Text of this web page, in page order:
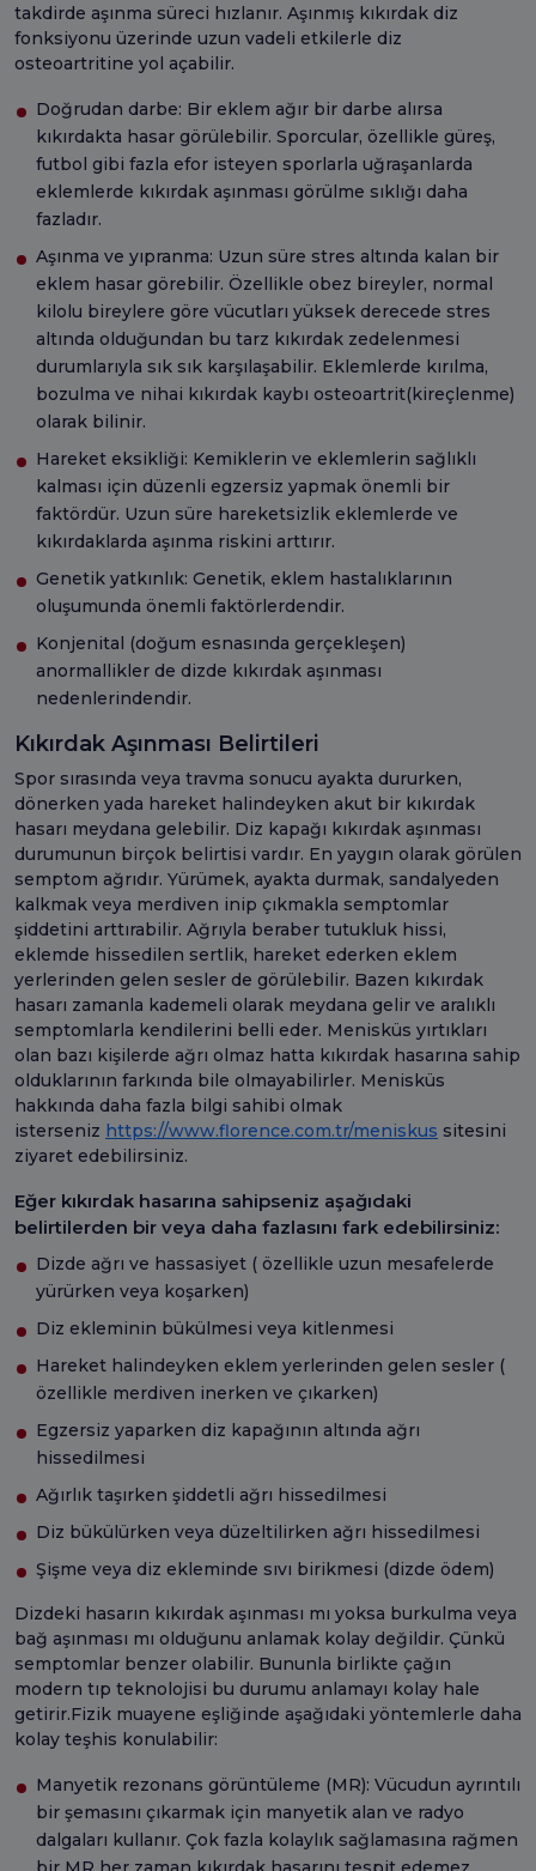
takdirde aşınma süreci hızlanır. Aşınmış kıkırdak diz
fonksiyonu üzerinde uzun vadeli etkilerle diz
osteoartritine yol açabilir.
Doğrudan darbe: Bir eklem ağır bir darbe alırsa
kıkırdakta hasar görülebilir. Sporcular, özellikle güreş,
futbol gibi fazla efor isteyen sporlarla uğraşanlarda
eklemlerde kıkırdak aşınması görülme sıklığı daha
fazladır.
Aşınma ve yıpranma: Uzun süre stres altında kalan bir
eklem hasar görebilir. Özellikle obez bireyler, normal
kilolu bireylere göre vücutları yüksek derecede stres
altında olduğundan bu tarz kıkırdak zedelenmesi
durumlarıyla sık sık karşılaşabilir. Eklemlerde kırılma,
bozulma ve nihai kıkırdak kaybı osteoartrit(kireçlenme)
olarak bilinir.
Hareket eksikliği: Kemiklerin ve eklemlerin sağlıklı
kalması için düzenli egzersiz yapmak önemli bir
faktördür. Uzun süre hareketsizlik eklemlerde ve
kıkırdaklarda aşınma riskini arttırır.
Genetik yatkınlık: Genetik, eklem hastalıklarının
oluşumunda önemli faktörlerdendir.
Konjenital (doğum esnasında gerçekleşen)
anormallikler de dizde kıkırdak aşınması
nedenlerindendir.
Kıkırdak Aşınması Belirtileri
Spor sırasında veya travma sonucu ayakta dururken,
dönerken yada hareket halindeyken akut bir kıkırdak
hasarı meydana gelebilir. Diz kapağı kıkırdak aşınması
durumunun birçok belirtisi vardır. En yaygın olarak görülen
semptom ağrıdır. Yürümek, ayakta durmak, sandalyeden
kalkmak veya merdiven inip çıkmakla semptomlar
şiddetini arttırabilir. Ağrıyla beraber tutukluk hissi,
eklemde hissedilen sertlik, hareket ederken eklem
yerlerinden gelen sesler de görülebilir. Bazen kıkırdak
hasarı zamanla kademeli olarak meydana gelir ve aralıklı
semptomlarla kendilerini belli eder. Menisküs yırtıkları
olan bazı kişilerde ağrı olmaz hatta kıkırdak hasarına sahip
olduklarının farkında bile olmayabilirler. Menisküs
hakkında daha fazla bilgi sahibi olmak
isterseniz https://www.florence.com.tr/meniskus sitesini
ziyaret edebilirsiniz.
Eğer kıkırdak hasarına sahipseniz aşağıdaki
belirtilerden bir veya daha fazlasını fark edebilirsiniz:
Dizde ağrı ve hassasiyet ( özellikle uzun mesafelerde
yürürken veya koşarken)
Diz ekleminin bükülmesi veya kitlenmesi
Hareket halindeyken eklem yerlerinden gelen sesler (
özellikle merdiven inerken ve çıkarken)
Egzersiz yaparken diz kapağının altında ağrı
hissedilmesi
Ağırlık taşırken şiddetli ağrı hissedilmesi
Diz bükülürken veya düzeltilirken ağrı hissedilmesi
Şişme veya diz ekleminde sıvı birikmesi (dizde ödem)
Dizdeki hasarın kıkırdak aşınması mı yoksa burkulma veya
bağ aşınması mı olduğunu anlamak kolay değildir. Çünkü
semptomlar benzer olabilir. Bununla birlikte çağın
modern tıp teknolojisi bu durumu anlamayı kolay hale
getirir.Fizik muayene eşliğinde aşağıdaki yöntemlerle daha
kolay teşhis konulabilir:
Manyetik rezonans görüntüleme (MR): Vücudun ayrıntılı
bir şemasını çıkarmak için manyetik alan ve radyo
dalgaları kullanır. Çok fazla kolaylık sağlamasına rağmen